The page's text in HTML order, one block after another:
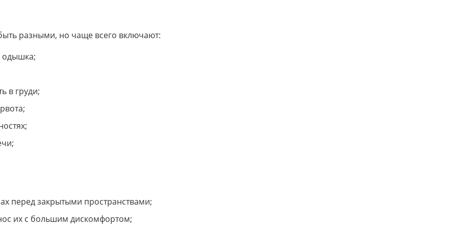
разными, но чаще всего включают:
одышка;
в груди;
перед закрытыми пространствами;
их с большим дискомфортом;